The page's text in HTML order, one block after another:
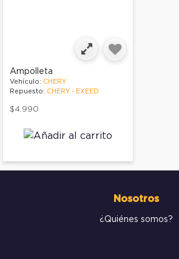
Ampolleta
Vehículo: CHERY
Repuesto: CHERY - EXEED
$4.990
Nosotros
¿Quiénes somos?